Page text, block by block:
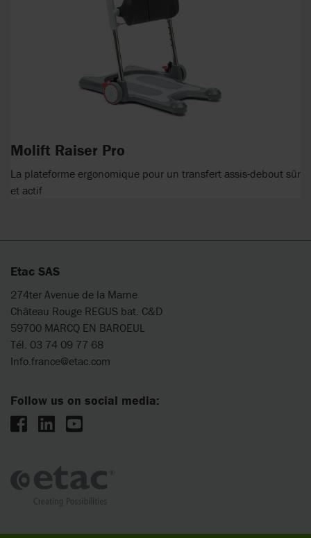
Molift Raiser Pro
La plateforme ergonomique pour un transfert assis-debout sûr
et actif
Etac SAS
274ter Avenue de la Marne
Château Rouge REGUS bat. C&D
59700 MARCQ EN BAROEUL
Tél. 03 74 09 77 68
Info.france@etac.com
Follow us on social media: